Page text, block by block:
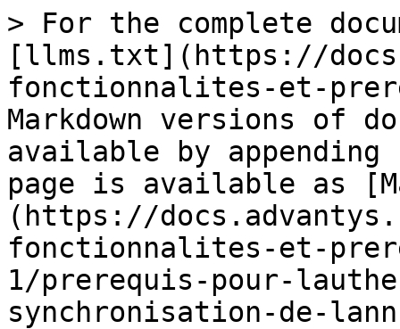
> For the complete
[llms.txt](https://
fonctionnalites-et-
Markdown versions of
available by
page is available as
(https://
fonctionnalites-et-
1/prerequis-pour-
synchronisation-de-